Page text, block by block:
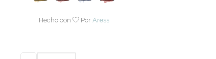
Hecho con Por Aress